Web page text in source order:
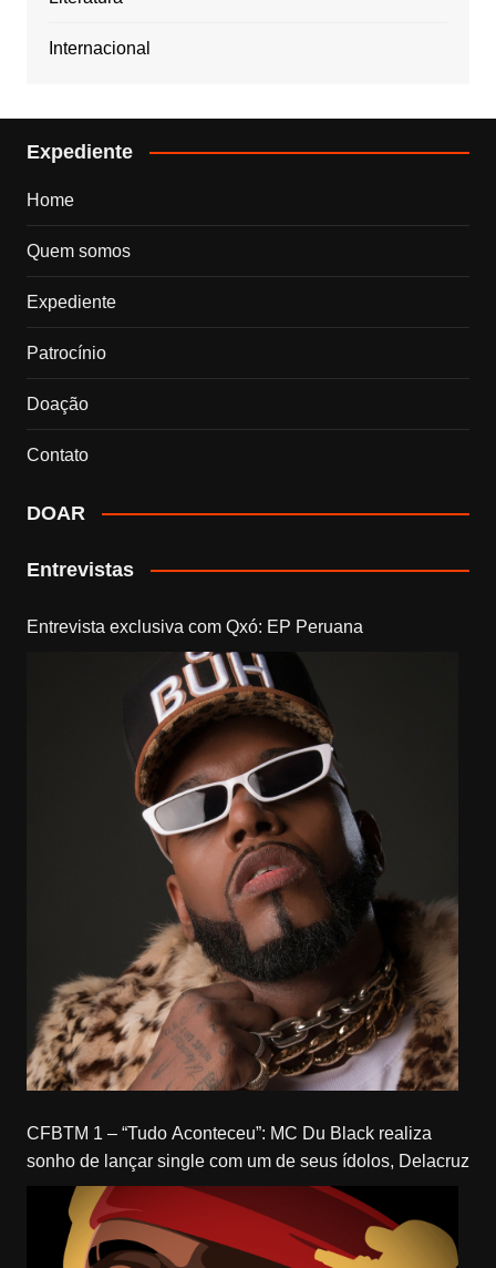
Internacional
Expediente
Home
Quem somos
Expediente
Patrocínio
Doação
Contato
DOAR
Entrevistas
Entrevista exclusiva com Qxó: EP Peruana
CFBTM 1 – “Tudo Aconteceu”: MC Du Black realiza
sonho de lançar single com um de seus ídolos, Delacruz